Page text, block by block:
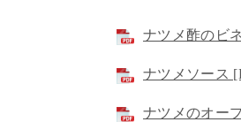
ナツメ酢のビ
ナツメソース
ナツメのオー